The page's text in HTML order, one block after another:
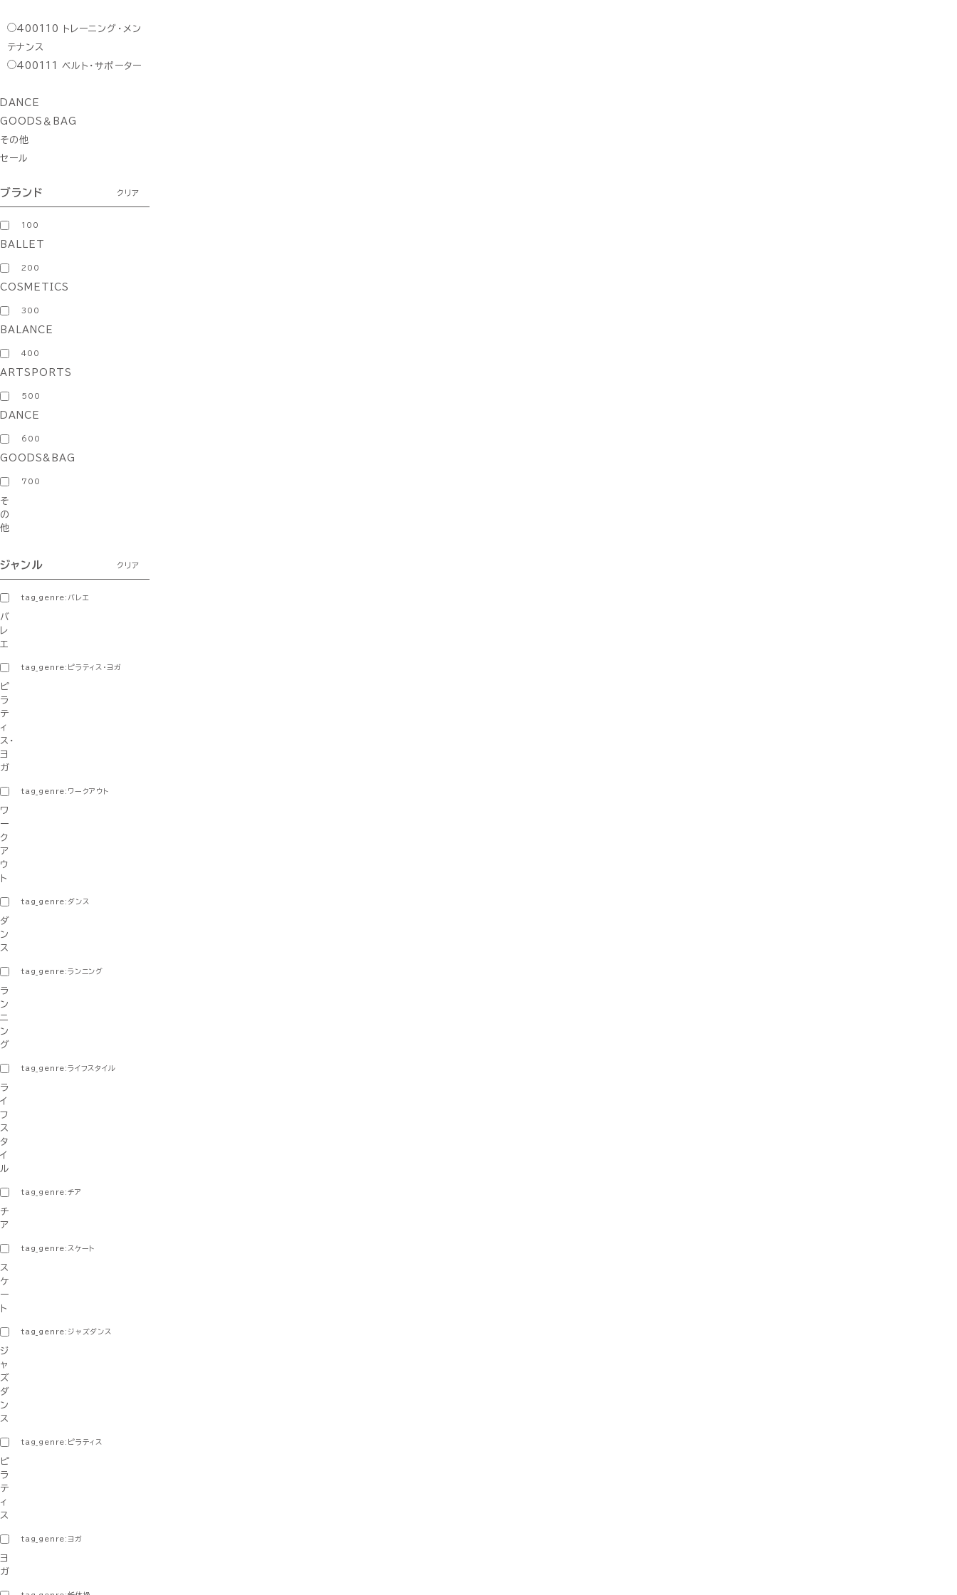
400110
トレーニング・メン
テナンス
400111
ベルト・サポーター
DANCE
GOODS＆BAG
その他
セール
ブランド クリア
100
BALLET
200
COSMETICS
300
BALANCE
400
ARTSPORTS
500
DANCE
600
GOODS&BAG
700
そ
の
他
ジャンル クリア
tag_genre:バレエ
バ
レ
エ
tag_genre:ピラティス・ヨガ
ピ
ラ
テ
ィ
ス・
ヨ
ガ
tag_genre:ワークアウト
ワ
ー
ク
ア
ウ
ト
tag_genre:ダンス
ダ
ン
ス
tag_genre:ランニング
ラ
ン
ニ
ン
グ
tag_genre:ライフスタイル
ラ
イ
フ
ス
タ
イ
ル
tag_genre:チア
チ
ア
tag_genre:スケート
ス
ケ
ー
ト
tag_genre:ジャズダンス
ジ
ャ
ズ
ダ
ン
ス
tag_genre:ピラティス
ピ
ラ
テ
ィ
ス
tag_genre:ヨガ
ヨ
ガ